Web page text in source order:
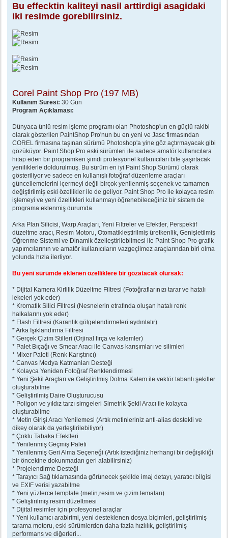
Bu effecktin kaliteyi nasil arttirdigi asagidaki
iki resimde gorebilirsiniz.
Corel Paint Shop Pro (197 MB)
Kullanım Süresi: 30 Gün
Program Açıklaması:
Dünyaca ünlü resim işleme programı olan Photoshop'un en güçlü rakibi
olarak gösterilen PaintShop Pro'nun bu en yeni ve Jasc firmasından
COREL firmasına taşınan sürümü Photoshop'a yine göz açtırmayacak gibi
gözüküyor. Paint Shop Pro eski sürümleri ile sadece amatör kullanıcılara
hitap eden bir programken şimdi profesyonel kullanıcıları bile şaşırtacak
yeniliklerle doldurulmuş. Bu sürüm en iyi Paint Shop Sürümü olarak
gösteriliyor ve sadece en kullanışlı fotoğraf düzenleme araçları
güncellemelerini içermeyi değil birçok yenilenmiş seçenek ve tamamen
değiştirilmiş eski özellikler ile de geliyor. Paint Shop Pro ile kolayca resim
işlemeyi ve yeni özellikleri kullanmayı öğrenebileceğiniz bir sistem de
programa eklenmiş durumda.
Arka Plan Silicisi, Warp Araçları, Yeni Filtreler ve Efektler, Perspektif
düzeltme aracı, Resim Motoru, Otomatikleştirilmiş üretkenlik, Genişletilmiş
Öğrenme Sistemi ve Dinamik özelleştirilebilmesi ile Paint Shop Pro grafik
yapımcılarının ve amatör kullanıcıların vazgeçilmez araçlarından biri olma
yolunda hızla ilerliyor.
Bu yeni sürümde eklenen özelliklere bir gözatacak olursak:
* Dijital Kamera Kirlilik Düzeltme Filtresi (Fotoğraflarınızı tarar ve hatalı
lekeleri yok eder)
* Kromatik Silici Filtresi (Nesnelerin etrafında oluşan hatalı renk
halkalarını yok eder)
* Flash Filtresi (Karanlık gölgelendirmeleri aydınlatır)
* Arka Işıklandırma Filtresi
* Gerçek Çizim Stilleri (Orjinal fırça ve kalemler)
* Palet Bıçağı ve Smear Aracı ile Canvas karışımları ve silimleri
* Mixer Paleti (Renk Karıştırıcı)
* Canvas Medya Katmanları Desteği
* Kolayca Yeniden Fotoğraf Renklendirmesi
* Yeni Şekil Araçları ve Geliştirilmiş Dolma Kalem ile vektör tabanlı şekiller
oluşturabilme
* Geliştirilmiş Daire Oluşturucusu
* Poligon ve yıldız tarzı simgeleri Simetrik Şekil Aracı ile kolayca
oluşturabilme
* Metin Girişi Aracı Yenilemesi (Artık metinleriniz anti-alias destekli ve
dikey olarak da yerleştirilebiliyor)
* Çoklu Tabaka Efektleri
* Yenilenmiş Geçmiş Paleti
* Yenilenmiş Geri Alma Seçeneği (Artık istediğiniz herhangi bir değişikliği
bir öncekine dokunmadan geri alabilirsiniz)
* Projelendirme Desteği
* Tarayıcı Sağ tıklamasında görünecek şekilde imaj detayı, yaratıcı bilgisi
ve EXIF verisi yazabilme
* Yeni yüzlerce template (metin,resim ve çizim temaları)
* Geliştirilmiş resim düzeltmesi
* Dijital resimler için profesyonel araçlar
* Yeni kullanıcı arabirimi, yeni desteklenen dosya biçimleri, geliştirilmiş
tarama motoru, eski sürümlerden daha fazla hızlılık, geliştirilmiş
performans ve diğerleri...